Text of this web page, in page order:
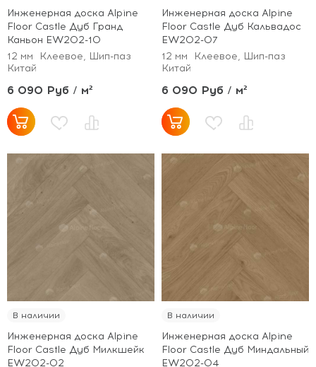
Инженерная доска Alpine
Floor Castle Дуб Гранд
Каньон EW202-10
12 мм
Клеевое, Шип-паз
Китай
6 090 Руб / м²
Инженерная доска Alpine
Floor Castle Дуб Кальвадос
EW202-07
12 мм
Клеевое, Шип-паз
Китай
6 090 Руб / м²
В наличии
Инженерная доска Alpine
Floor Castle Дуб Милкшейк
EW202-02
В наличии
Инженерная доска Alpine
Floor Castle Дуб Миндальный
EW202-04